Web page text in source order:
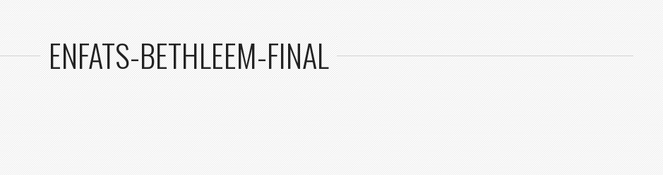
ENFATS-BETHLEEM-FINAL